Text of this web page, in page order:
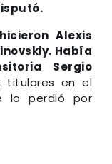
Alexis
Había
Sergio
titulares en el
lo perdió por